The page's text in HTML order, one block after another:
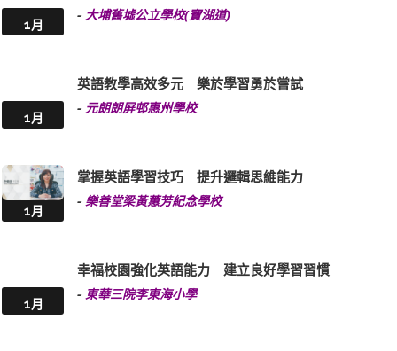
1月
- 大埔舊墟公立學校(寶湖道)
1月
英語教學高效多元 樂於學習勇於嘗試
- 元朗朗屏邨惠州學校
1月
掌握英語學習技巧 提升邏輯思維能力
- 樂善堂梁黃蕙芳紀念學校
1月
幸福校園強化英語能力 建立良好學習習慣
- 東華三院李東海小學